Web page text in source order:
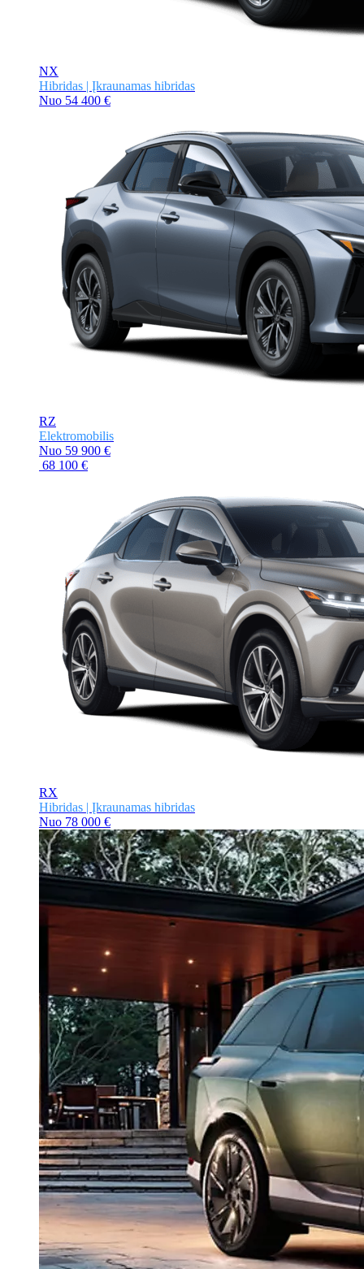
NX
Hibridas | Įkraunamas hibridas
Nuo 54 400 €
RZ
Elektromobilis
Nuo 59 900 €
68 100 €
RX
Hibridas | Įkraunamas hibridas
Nuo 78 000 €